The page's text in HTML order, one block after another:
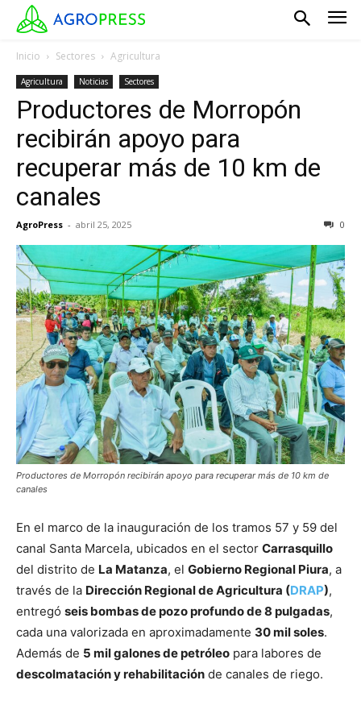
Inicio Sectores Agricultura
Agricultura Noticias Sectores
Productores de Morropón
recibirán apoyo para
recuperar más de 10 km de
canales
AgroPress - abril 25, 2025 0
Productores de Morropón recibirán apoyo para recuperar más de 10 km de
canales
En el marco de la inauguración de los tramos 57 y 59 del
canal Santa Marcela, ubicados en el sector Carrasquillo
del distrito de La Matanza, el Gobierno Regional Piura, a
través de la Dirección Regional de Agricultura (DRAP),
entregó seis bombas de pozo profundo de 8 pulgadas,
cada una valorizada en aproximadamente 30 mil soles.
Además de 5 mil galones de petróleo para labores de
descolmatación y rehabilitación de canales de riego.